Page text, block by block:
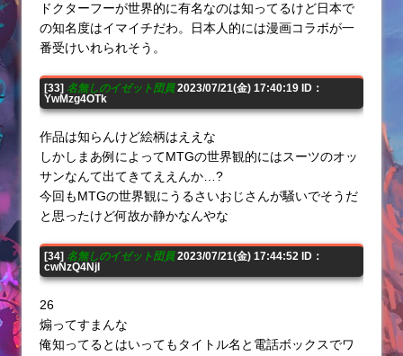
ドクターフーが世界的に有名なのは知ってるけど日本で
の知名度はイマイチだわ。日本人的には漫画コラボが一
番受けいれられそう。
[33] 名無しのイゼット団員2023/07/21(金) 17:40:19 ID：
YwMzg4OTk
作品は知らんけど絵柄はええな
しかしまあ例によってMTGの世界観的にはスーツのオッ
サンなんて出てきてええんか…?
今回もMTGの世界観にうるさいおじさんが騒いでそうだ
と思ったけど何故か静かなんやな
[34] 名無しのイゼット団員2023/07/21(金) 17:44:52 ID：
cwNzQ4NjI
26
煽ってすまんな
俺知ってるとはいってもタイトル名と電話ボックスでワ